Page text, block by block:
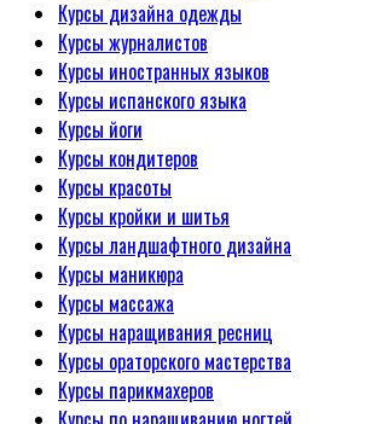
Курсы дизайна одежды
Курсы журналистов
Курсы иностранных языков
Курсы испанского языка
Курсы йоги
Курсы кондитеров
Курсы красоты
Курсы кройки и шитья
Курсы ландшафтного дизайна
Курсы маникюра
Курсы массажа
Курсы наращивания ресниц
Курсы ораторского мастерства
Курсы парикмахеров